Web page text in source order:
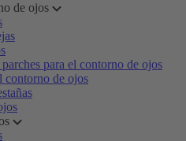
de ojos
para el contorno de ojos
contorno de ojos